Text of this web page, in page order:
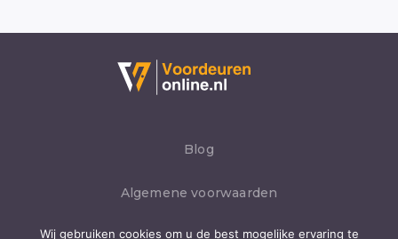
Blog
Algemene voorwaarden
Wij gebruiken cookies om u de best mogelijke ervaring te